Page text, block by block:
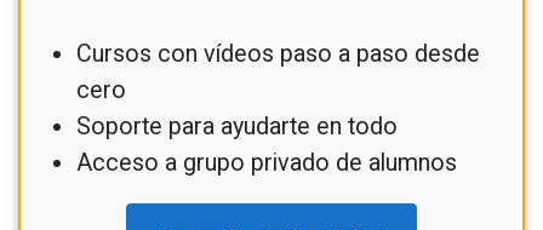
Cursos con vídeos paso a paso desde
cero
Soporte para ayudarte en todo
Acceso a grupo privado de alumnos